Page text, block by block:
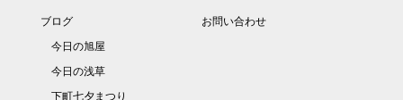
ブログ
今日の旭屋
今日の浅草
下町七夕まつり
お問い合わせ